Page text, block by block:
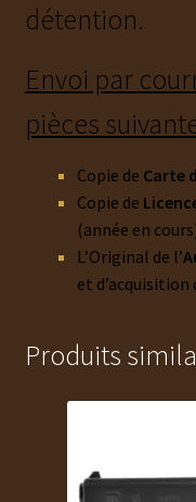
détention.
Envoi par
pièces
Copie de Carte
Copie de
(année en
L’Original de l’
et d’acquisition
Produits